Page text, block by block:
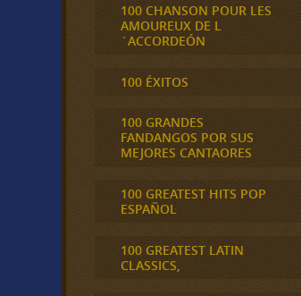
100 CHANSON POUR LES
AMOUREUX DE L
´ACCORDEÓN
100 ÉXITOS
100 GRANDES
FANDANGOS POR SUS
MEJORES CANTAORES
100 GREATEST HITS POP
ESPAÑOL
100 GREATEST LATIN
CLASSICS,